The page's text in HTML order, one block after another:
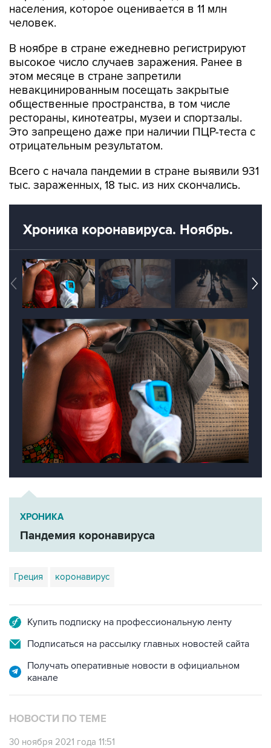
населения, которое оценивается в 11 млн
человек.
В ноябре в стране ежедневно регистрируют
высокое число случаев заражения. Ранее в
этом месяце в стране запретили
невакцинированным посещать закрытые
общественные пространства, в том числе
рестораны, кинотеатры, музеи и спортзалы.
Это запрещено даже при наличии ПЦР-теста с
отрицательным результатом.
Всего с начала пандемии в стране выявили 931
тыс. зараженных, 18 тыс. из них скончались.
Хроника коронавируса. Ноябрь.
ХРОНИКА
Пандемия коронавируса
Греция коронавирус
Купить подписку на профессиональную ленту
Подписаться на рассылку главных новостей сайта
Получать оперативные новости в официальном
канале
НОВОСТИ ПО ТЕМЕ
30 ноября 2021 года 11:51